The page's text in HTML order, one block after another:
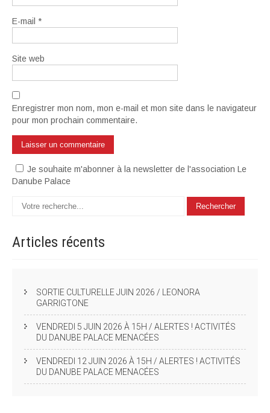
E-mail *
Site web
Enregistrer mon nom, mon e-mail et mon site dans le navigateur
pour mon prochain commentaire.
Je souhaite m'abonner à la newsletter de l'association Le
Danube Palace
Articles récents
SORTIE CULTURELLE JUIN 2026 / LEONORA
GARRIGTONE
VENDREDI 5 JUIN 2026 À 15H / ALERTES ! ACTIVITÉS
DU DANUBE PALACE MENACÉES
VENDREDI 12 JUIN 2026 À 15H / ALERTES ! ACTIVITÉS
DU DANUBE PALACE MENACÉES